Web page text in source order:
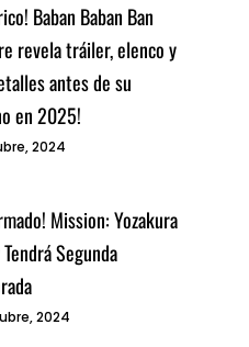
Baban Baban Ban
revela tráiler, elenco y
antes de su
en 2025!
2024
Mission: Yozakura
Segunda
2024